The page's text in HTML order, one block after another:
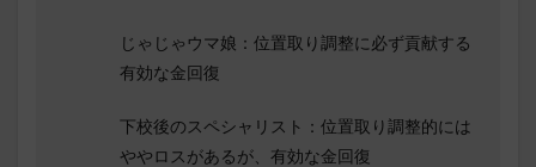
じゃじゃウマ娘：位置取り調整に必ず貢献する
有効な金回復
下校後のスペシャリスト：位置取り調整的には
ややロスがあるが、有効な金回復